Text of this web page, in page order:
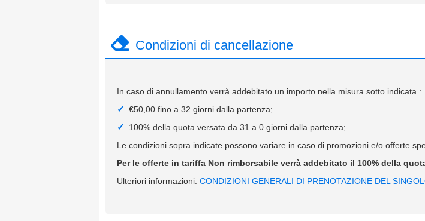
Condizioni di cancellazione
In caso di annullamento verrà addebitato un importo nella misura sotto indicata :
€50,00 fino a 32 giorni dalla partenza;
100% della quota versata da 31 a 0 giorni dalla partenza;
Le condizioni sopra indicate possono variare in caso di promozioni e/o offerte
Per le offerte in tariffa Non rimborsabile verrà addebitato il 100% della
Ulteriori informazioni: CONDIZIONI GENERALI DI PRENOTAZIONE DEL